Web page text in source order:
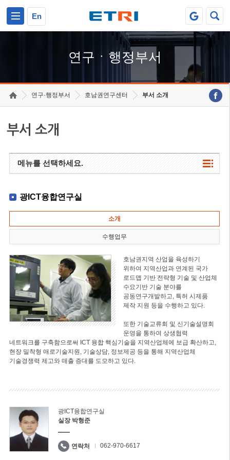
En
연구ㆍ행정부서
연구·행정부서 호남권연구센터 부서 소개
부서 소개
메뉴를 선택하세요.
광ICT융합연구실
소개
수행업무
호남권지역 산업을 육성하기
위하여 지역산업과 연계된 국가
로드맵 기반 전략형 기술 및 산업체
수요기반 기술 분야를
공동연구개발하고, 특허 시제품
제작 지원 등을 수행하고 있다.
또한 기술교류회 및 신기술설명회
운영을 통하여 상생협력
네트워크를 구축함으로써 ICT 융합 핵심기술을 지역산업체에 보급 확산하고,
현장 밀착형 애로기술지원, 기술상담, 정보제공 등을 통해 지역산업체
기술경쟁력 제고와 매출 증대를 도모하고 있다.
광ICT융합연구실
실장 박형준
연락처 062-970-6617